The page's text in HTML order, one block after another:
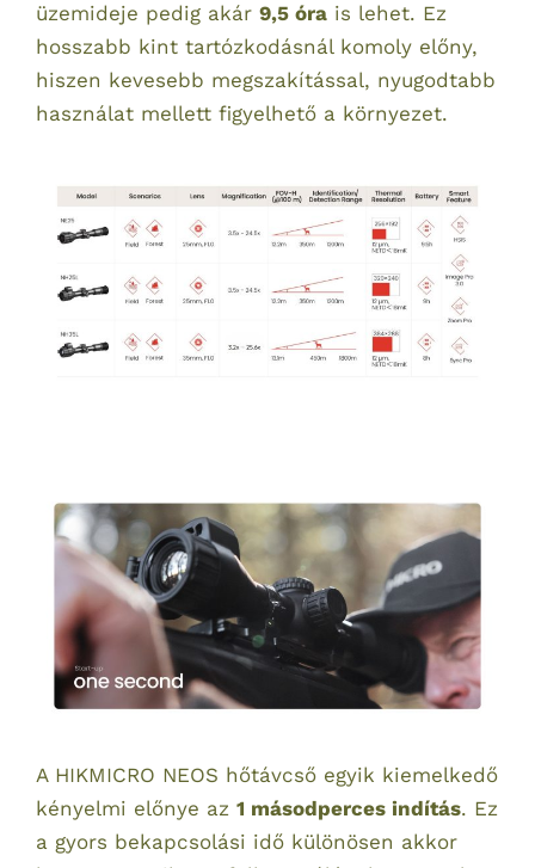
üzemideje pedig akár 9,5 óra is lehet. Ez
hosszabb kint tartózkodásnál komoly előny,
hiszen kevesebb megszakítással, nyugodtabb
használat mellett figyelhető a környezet.
A HIKMICRO NEOS hőtávcső egyik kiemelkedő
kényelmi előnye az 1 másodperces indítás. Ez
a gyors bekapcsolási idő különösen akkor